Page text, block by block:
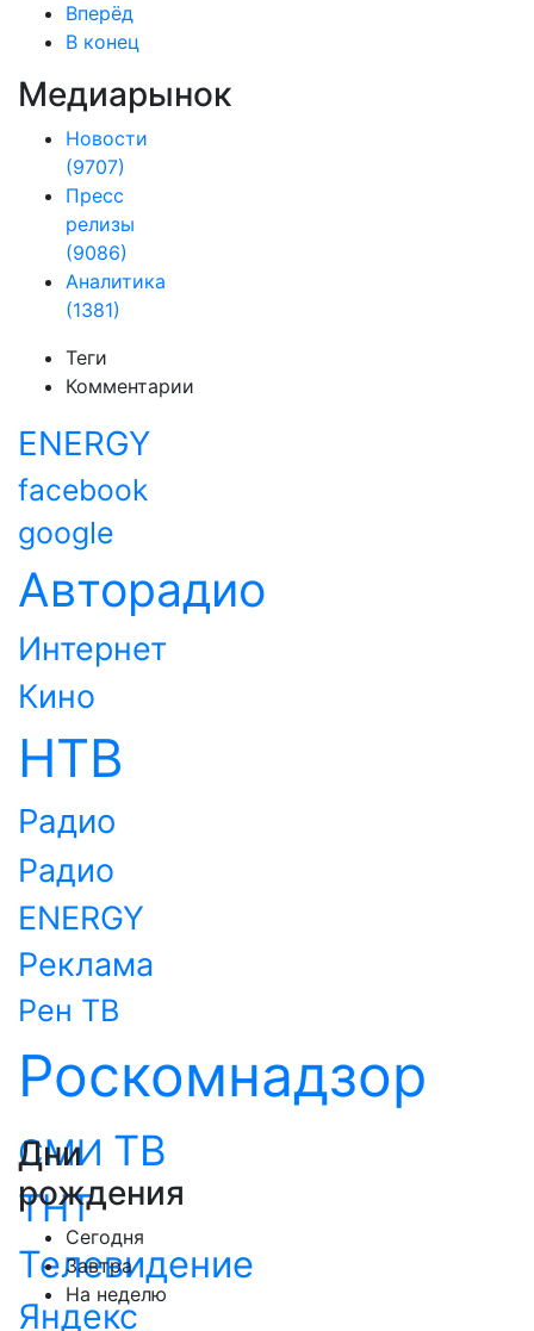
Вперёд
В конец
Медиарынок
Новости
(9707)
Пресс
релизы
(9086)
Аналитика
(1381)
Теги
Комментарии
ENERGY
facebook
google
Авторадио
Интернет
Кино
НТВ
Радио
Радио
ENERGY
Реклама
Рен ТВ
Роскомнадзор
СМИ ТВ
ТНТ
Телевидение
Яндекс
Дни
рождения
Сегодня
Завтра
На неделю